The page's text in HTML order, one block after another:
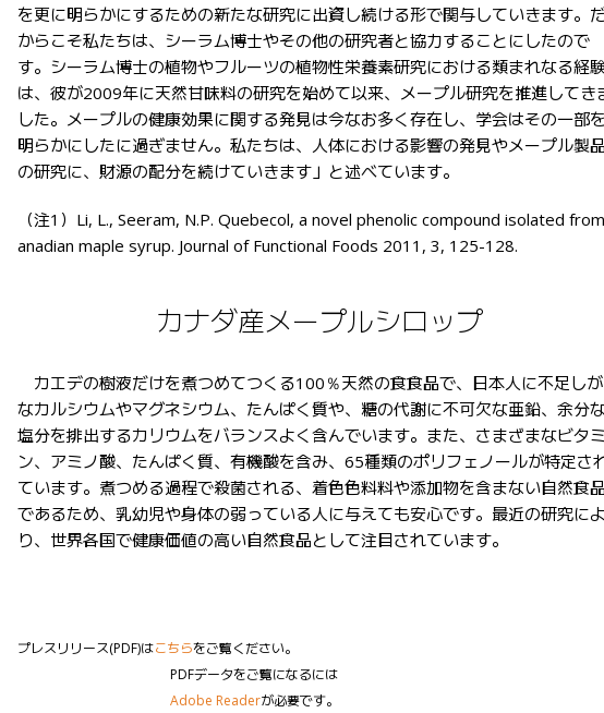
を更に明らかにするための新たな研究に出資し続ける形で関与していきます。
からこそ私たちは、シーラム博士やその他の研究者と協力することにしたので
す。シーラム博士の植物やフルーツの植物性栄養素研究における類まれなる経
は、彼が2009年に天然甘味料の研究を始めて以来、メープル研究を推進してき
した。メープルの健康効果に関する発見は今なお多く存在し、学会はその一部を
明らかにしたに過ぎません。私たちは、人体における影響の発見やメープル製品
の研究に、財源の配分を続けていきます」と述べています。
（注1）Li, L., Seeram, N.P. Quebecol, a novel phenolic compound isolated
anadian maple syrup. Journal of Functional Foods 2011, 3, 125-128.
カナダ産メープルシロップ
カエデの樹液だけを煮つめてつくる100％天然の⾷食品で、⽇本⼈に不足し
なカルシウムやマグネシウム、たんぱく質や、糖の代謝に不可欠な亜鉛、余分
塩分を排出するカリウムをバランスよく含んでいます。また、さまざまなビタミ
ン、アミノ酸、たんぱく質、有機酸を含み、65種類のポリフェノールが特定さ
ています。煮つめる過程で殺菌される、着⾊色料料や添加物を含まない⾃然食品
であるため、乳幼児や身体の弱っている⼈に与えても安心です。最近の研究によ
り、世界各国で健康価値の高い自然食品として注目されています。
プレスリリース(PDF)はこちらをご覧ください。
PDFデータをご覧になるには
Adobe Readerが必要です。